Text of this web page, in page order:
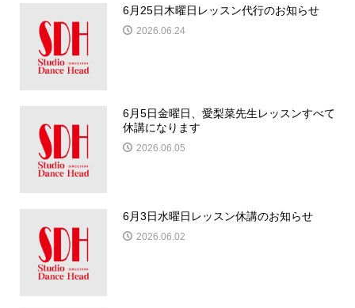
6月25日木曜日レッスン代行のお知らせ
2026.06.24
6月5日金曜日、愛梨菜先生レッスンすべて
休講になります
2026.06.05
6月3日水曜日レッスン休講のお知らせ
2026.06.02